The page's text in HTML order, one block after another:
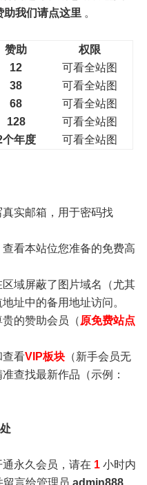
助我们请点这里 。
赞助
权限
12
可看全站图
38
可看全站图
68
可看全站图
128
可看全站图
个年度 可看全站图
真实邮箱，用于密码找
查看本站位您准备的免费高
域屏蔽了图片域名（尤其
址中的备用地址访问。
的赞助会员（ 原免费站点
查看VIP板块 （新手会员无
查找最新作品（示例：
永久会员，请在 1 小时内
言给管理员 admin888